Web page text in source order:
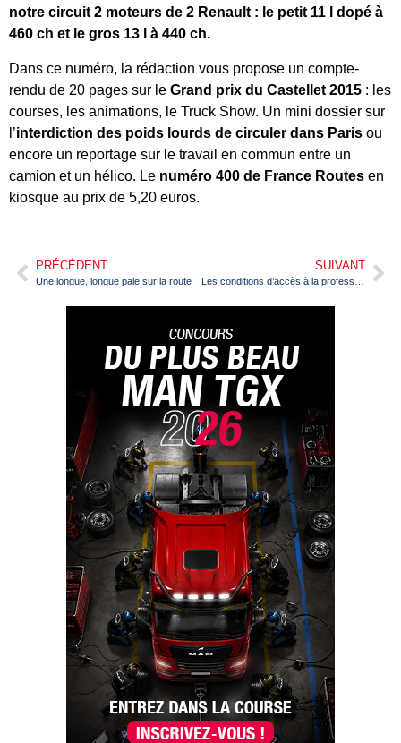
notre circuit 2 moteurs de 2 Renault : le petit 11 l dopé à
460 ch et le gros 13 l à 440 ch.
Dans ce numéro, la rédaction vous propose un compte-
rendu de 20 pages sur le Grand prix du Castellet 2015 : les
courses, les animations, le Truck Show. Un mini dossier sur
l’interdiction des poids lourds de circuler dans Paris ou
encore un reportage sur le travail en commun entre un
camion et un hélico. Le numéro 400 de France Routes en
kiosque au prix de 5,20 euros.
PRÉCÉDENT
Une longue, longue pale sur la route
SUIVANT